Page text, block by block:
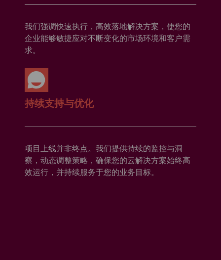
我们强调快速执行，高效落地解决方案，使您的
企业能够敏捷应对不断变化的市场环境和客户需
求。
持续支持与优化
项目上线并非终点。我们提供持续的监控与洞
察，动态调整策略，确保您的云解决方案始终高
效运行，并持续服务于您的业务目标。